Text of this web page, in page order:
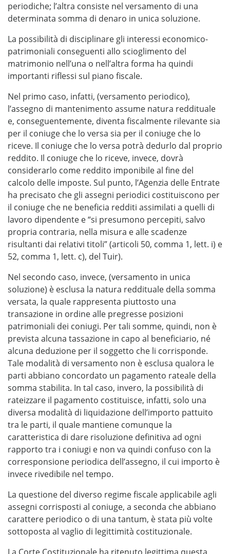
periodiche; l’altra consiste nel versamento di una
determinata somma di denaro in unica soluzione.
La possibilità di disciplinare gli interessi economico-
patrimoniali conseguenti allo scioglimento del
matrimonio nell’una o nell’altra forma ha quindi
importanti riflessi sul piano fiscale.
Nel primo caso, infatti, (versamento periodico),
l’assegno di mantenimento assume natura reddituale
e, conseguentemente, diventa fiscalmente rilevante sia
per il coniuge che lo versa sia per il coniuge che lo
riceve. Il coniuge che lo versa potrà dedurlo dal proprio
reddito. Il coniuge che lo riceve, invece, dovrà
considerarlo come reddito imponibile al fine del
calcolo delle imposte. Sul punto, l’Agenzia delle Entrate
ha precisato che gli assegni periodici costituiscono per
il coniuge che ne beneficia redditi assimilati a quelli di
lavoro dipendente e “si presumono percepiti, salvo
propria contraria, nella misura e alle scadenze
risultanti dai relativi titoli” (articoli 50, comma 1, lett. i) e
52, comma 1, lett. c), del Tuir).
Nel secondo caso, invece, (versamento in unica
soluzione) è esclusa la natura reddituale della somma
versata, la quale rappresenta piuttosto una
transazione in ordine alle pregresse posizioni
patrimoniali dei coniugi. Per tali somme, quindi, non è
prevista alcuna tassazione in capo al beneficiario, né
alcuna deduzione per il soggetto che li corrisponde.
Tale modalità di versamento non è esclusa qualora le
parti abbiano concordato un pagamento rateale della
somma stabilita. In tal caso, invero, la possibilità di
rateizzare il pagamento costituisce, infatti, solo una
diversa modalità di liquidazione dell’importo pattuito
tra le parti, il quale mantiene comunque la
caratteristica di dare risoluzione definitiva ad ogni
rapporto tra i coniugi e non va quindi confuso con la
corresponsione periodica dell’assegno, il cui importo è
invece rivedibile nel tempo.
La questione del diverso regime fiscale applicabile agli
assegni corrisposti al coniuge, a seconda che abbiano
carattere periodico o di una tantum, è stata più volte
sottoposta al vaglio di legittimità costituzionale.